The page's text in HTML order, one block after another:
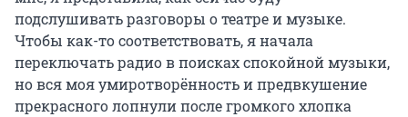
подслушивать разговоры о театре и музыке.
Чтобы как-то соответствовать, я начала
переключать радио в поисках спокойной музыки,
но вся моя умиротворённость и предвкушение
прекрасного лопнули после громкого хлопка